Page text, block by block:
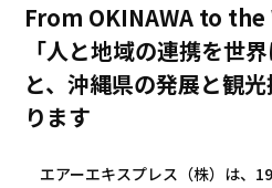
サステナビリティ
採用情報
KONOIKEジャーナル
From OKINAWA to
「人と地域の連携を世
と、沖縄県の発展と観
ります
エアーエキスプレス（株）は、